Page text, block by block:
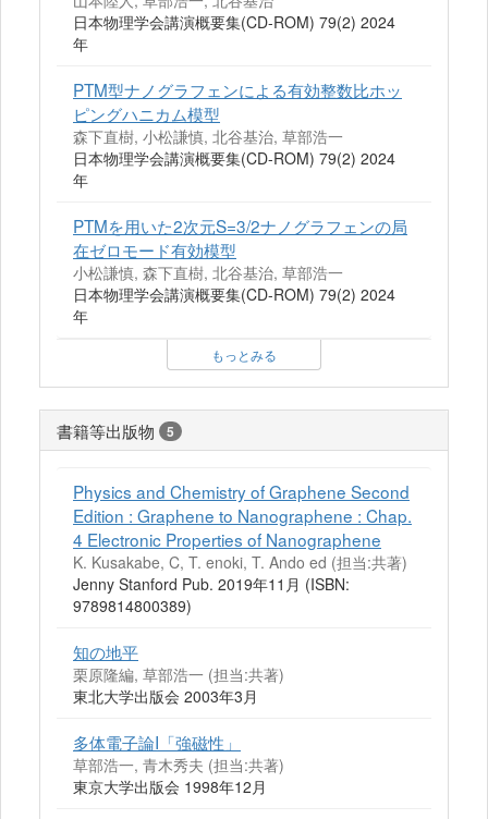
日本物理学会講演概要集(CD-ROM) 79(2) 2024
年
PTM型ナノグラフェンによる有効整数比ホッ
ピングハニカム模型
森下直樹, 小松謙慎, 北谷基治, 草部浩一
日本物理学会講演概要集(CD-ROM) 79(2) 2024
年
PTMを用いた2次元S=3/2ナノグラフェンの局
在ゼロモード有効模型
小松謙慎, 森下直樹, 北谷基治, 草部浩一
日本物理学会講演概要集(CD-ROM) 79(2) 2024
年
もっとみる
書籍等出版物 5
Physics and Chemistry of Graphene Second
Edition : Graphene to Nanographene : Chap.
4 Electronic Properties of Nanographene
K. Kusakabe, C, T. enoki, T. Ando ed (担当:共著)
Jenny Stanford Pub. 2019年11月 (ISBN:
9789814800389)
知の地平
栗原隆編, 草部浩一 (担当:共著)
東北大学出版会 2003年3月
多体電子論I「強磁性」
草部浩一, 青木秀夫 (担当:共著)
東京大学出版会 1998年12月